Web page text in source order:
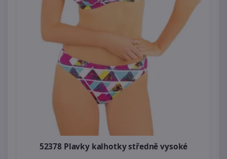
52378 Plavky kalhotky středně vysoké